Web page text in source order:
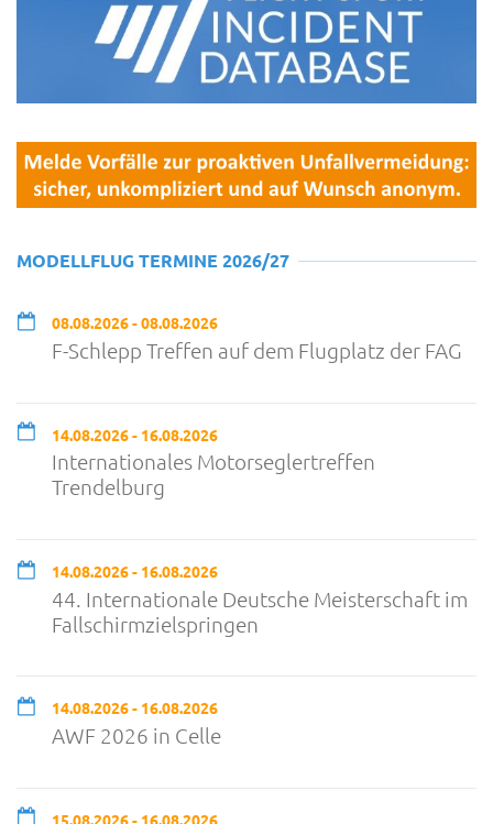
MODELLFLUG TERMINE 2026/27
08.08.2026 - 08.08.2026
F-Schlepp Treffen auf dem Flugplatz der FAG
14.08.2026 - 16.08.2026
Internationales Motorseglertreffen
Trendelburg
14.08.2026 - 16.08.2026
44. Internationale Deutsche Meisterschaft im
Fallschirmzielspringen
14.08.2026 - 16.08.2026
AWF 2026 in Celle
15.08.2026 - 16.08.2026